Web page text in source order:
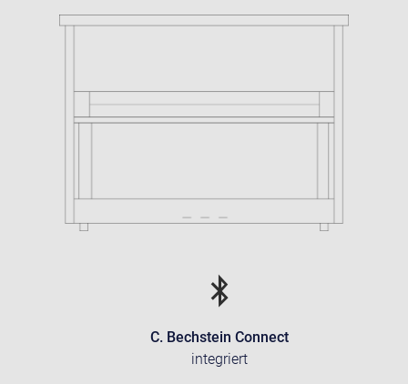
C. Bechstein Connect
integriert